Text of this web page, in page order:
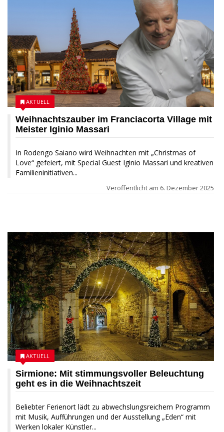
Weihnachtszauber im Franciacorta Village mit
Meister Iginio Massari
In Rodengo Saiano wird Weihnachten mit „Christmas of
Love“ gefeiert, mit Special Guest Iginio Massari und kreativen
Familieninitiativen...
AKTUELL
Veröffentlicht am 6. Dezember 2025
03 DEZEMBER 2025
Sirmione: Mit stimmungsvoller Beleuchtung
geht es in die Weihnachtszeit
Beliebter Ferienort lädt zu abwechslungsreichem Programm
mit Musik, Aufführungen und der Ausstellung „Eden“ mit
Werken lokaler Künstler...
AKTUELL